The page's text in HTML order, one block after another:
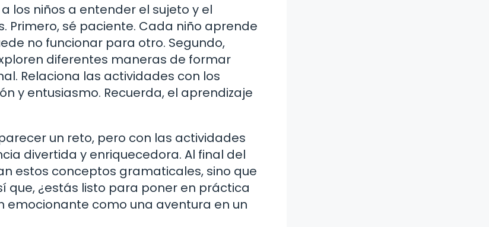
los niños a entender el sujeto y el
Primero, sé paciente. Cada niño aprende
no funcionar para otro. Segundo,
diferentes maneras de formar
Relaciona las actividades con los
y entusiasmo. Recuerda, el aprendizaje
un reto, pero con las actividades
divertida y enriquecedora. Al final del
estos conceptos gramaticales, sino que
que, ¿estás listo para poner en práctica
emocionante como una aventura en un